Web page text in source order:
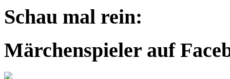
Schau mal rein:
Märchenspieler auf